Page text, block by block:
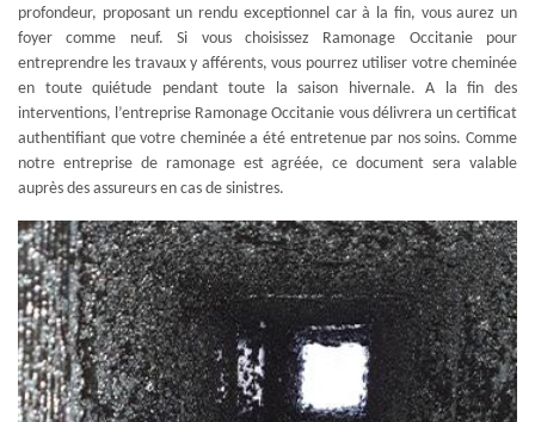
profondeur, proposant un rendu exceptionnel car à la fin, vous aurez un
foyer comme neuf. Si vous choisissez Ramonage Occitanie pour
entreprendre les travaux y afférents, vous pourrez utiliser votre cheminée
en toute quiétude pendant toute la saison hivernale. A la fin des
interventions, l’entreprise Ramonage Occitanie vous délivrera un certificat
authentifiant que votre cheminée a été entretenue par nos soins. Comme
notre entreprise de ramonage est agréée, ce document sera valable
auprès des assureurs en cas de sinistres.